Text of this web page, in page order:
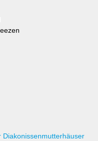
Diakonissenmutterhäuser